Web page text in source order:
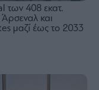
των 408 εκατ.
και
μαζί έως το 2033